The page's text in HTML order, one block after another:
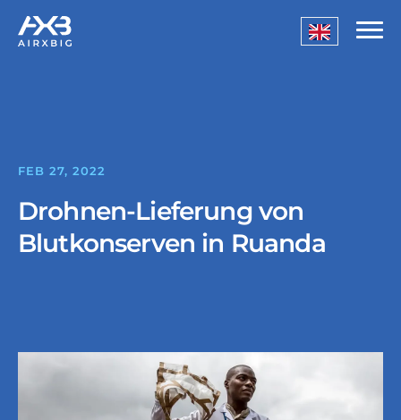
FEB 27, 2022
Drohnen-Lieferung von
Blutkonserven in Ruanda